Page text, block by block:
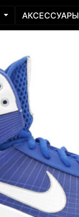
АКСЕССУАРЫ